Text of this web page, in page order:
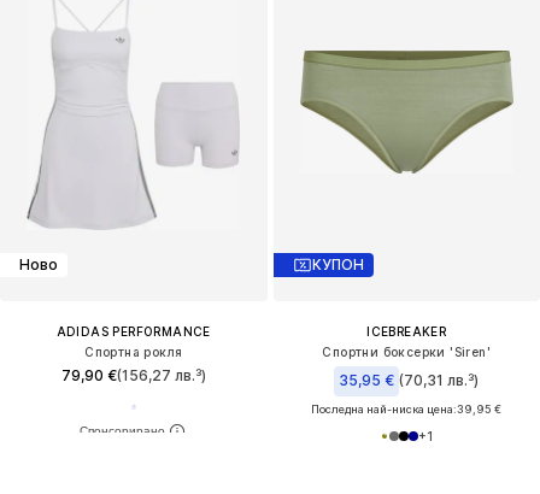
Ново
ADIDAS PERFORMANCE
Спортна рокля
79,90 €(156,27 лв.³)
КУПОН
ICEBREAKER
Спортни боксерки 'Siren'
35,95 € (70,31 лв.³)
Последна най-ниска цена:39,95 €
+1